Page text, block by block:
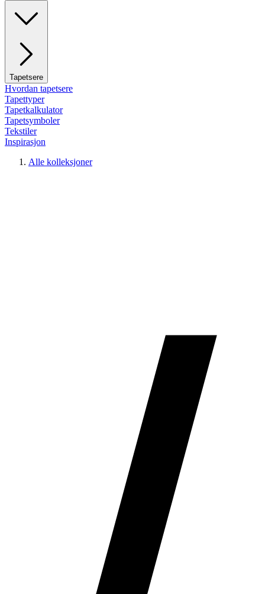
Tapetsere
Hvordan tapetsere
Tapettyper
Tapetkalkulator
Tapetsymboler
Tekstiler
Inspirasjon
Alle kolleksjoner